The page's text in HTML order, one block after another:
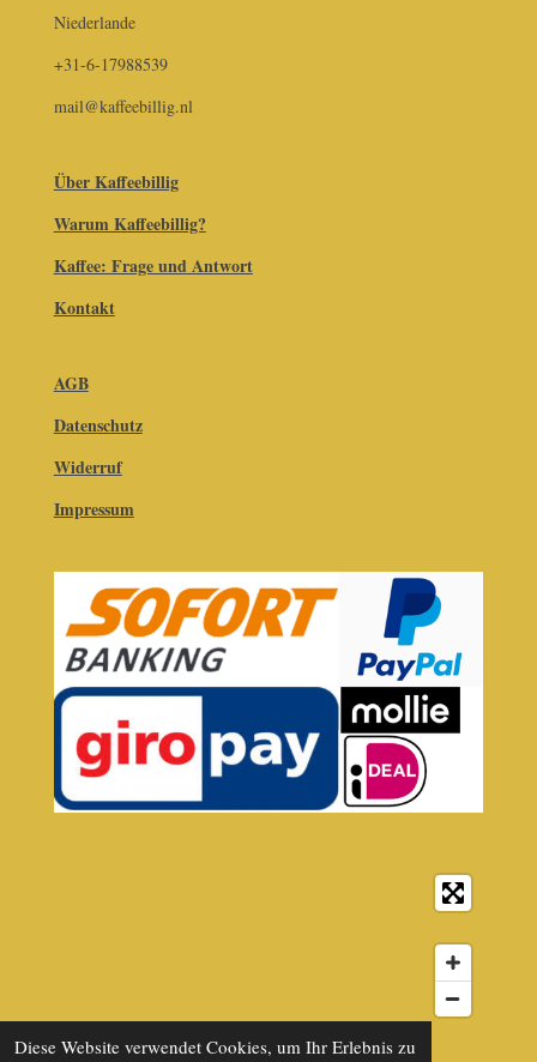
Diese Website verwendet Cookies, um Ihr Erlebnis zu
Niederlande
+31-6-17988539
mail@kaffeebillig.nl
Über Kaffeebillig
Warum Kaffeebillig?
Kaffee: Frage und Antwort
Kontakt
AGB
Datenschutz
Widerruf
Impressum
© 2021 - 2026 Kaffeebillig B2B Kaffeepartner